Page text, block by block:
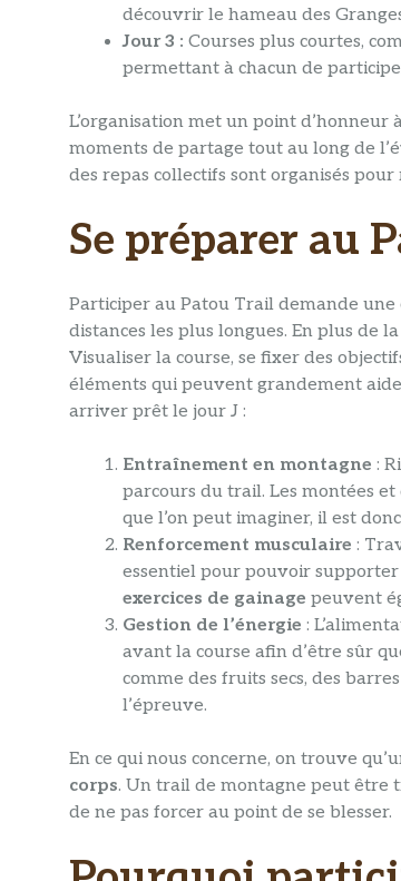
découvrir le hameau des
Jour 3 : Courses plus courtes,
permettant à chacun de
L’organisation met un point
moments de partage tout au long de
des repas collectifs sont organisés
Se préparer au
Participer au Patou Trail demande
distances les plus longues. En plus de
Visualiser la course, se fixer des
éléments qui peuvent grandement
arriver prêt le jour J :
Entraînement en montagne :
parcours du trail. Les montées
que l’on peut imaginer, il est
Renforcement musculaire :
essentiel pour pouvoir supporter
exercices de gainage peuvent
Gestion de l’énergie :
avant la course afin d’être sûr
comme des fruits secs, des
l’épreuve.
En ce qui nous concerne, on trouve
corps. Un trail de montagne peut être
de ne pas forcer au point de se blesser.